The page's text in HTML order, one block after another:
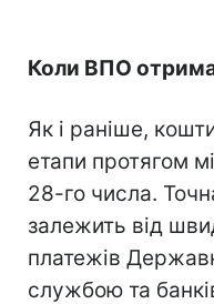
Коли ВПО
Як і раніше,
етапи протягом
28-го числа.
залежить від
платежів
службою та